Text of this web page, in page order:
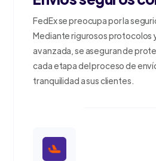
FedEx se preocupa por la
Mediante rigurosos protocolos
avanzada, se aseguran de
cada etapa del proceso de
tranquilidad a sus clientes.